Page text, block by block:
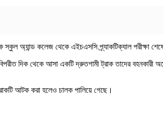
স্কুল অ্যান্ড কলেজ থেকে এইচএসসি প্র্যাকটিক্যাল পরীক্ষা
দিক থেকে আসা একটি দ্রুতগামী ট্রাক তাদের বহনকারী
আটক করা হলেও চালক পালিয়ে গেছে।